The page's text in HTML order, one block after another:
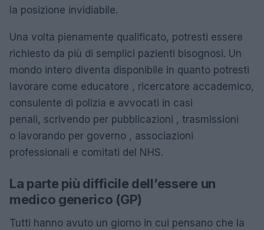
la posizione invidiabile.
Una volta pienamente qualificato, potresti essere
richiesto da più di semplici pazienti bisognosi. Un
mondo intero diventa disponibile in quanto potresti
lavorare come educatore , ricercatore accademico,
consulente di polizia e avvocati in casi
penali, scrivendo per pubblicazioni , trasmissioni
o lavorando per governo , associazioni
professionali e comitati del NHS.
La parte più difficile dell’essere un
medico generico (GP)
Tutti hanno avuto un giorno in cui pensano che la